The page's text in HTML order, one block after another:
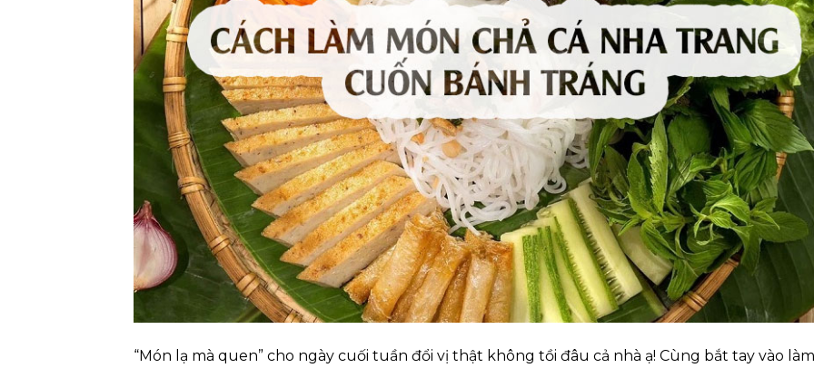
“Món lạ mà quen” cho ngày cuối tuần đổi vị thật không tồi đâu cả nhà ạ! Cùng bắt tay vào làm